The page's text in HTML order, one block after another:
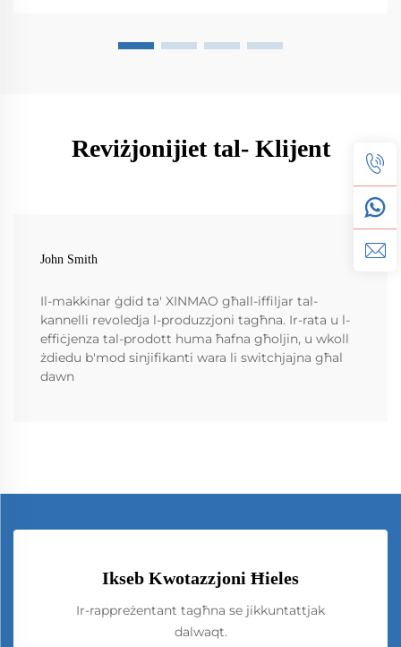
Reviżjonijiet tal- Klijent
John Smith
Il-makkinar ġdid ta' XINMAO għall-iffiljar tal-
kannelli revoledja l-produzzjoni tagħna. Ir-rata u l-
effiċjenza tal-prodott huma ħafna għoljin, u wkoll
żdiedu b'mod sinjifikanti wara li switchjajna għal
dawn
Ikseb Kwotazzjoni Ħieles
Ir-rappreżentant tagħna se jikkuntattjak
dalwaqt.